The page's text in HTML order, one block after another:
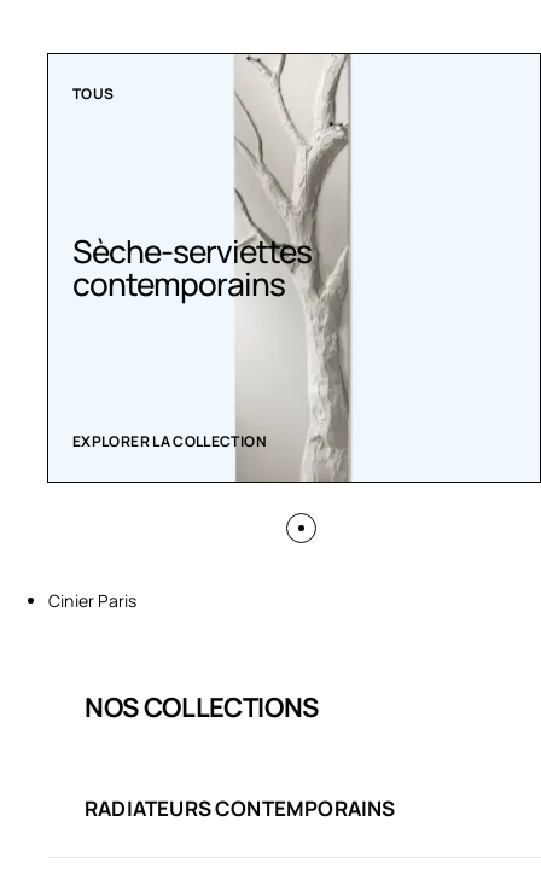
TOUS
Sèche-serviettes
contemporains
EXPLORER LA COLLECTION
Cinier Paris
NOS COLLECTIONS
RADIATEURS CONTEMPORAINS